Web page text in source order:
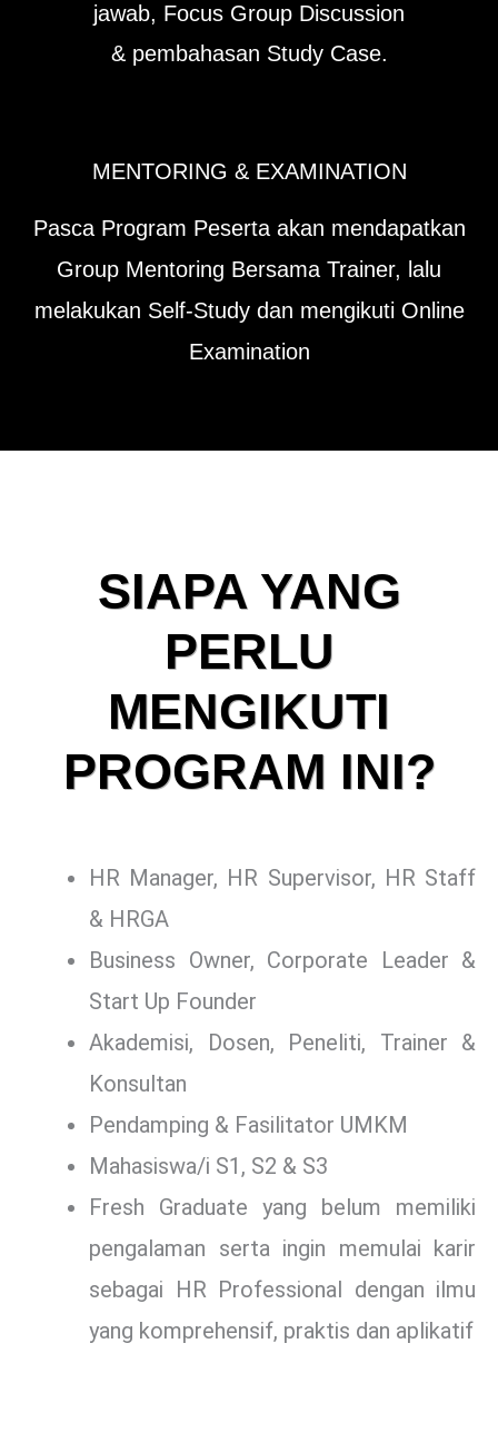
jawab, Focus Group Discussion
& pembahasan Study Case.
MENTORING & EXAMINATION
Pasca Program Peserta akan mendapatkan
Group Mentoring Bersama Trainer, lalu
melakukan Self-Study dan mengikuti Online
Examination
SIAPA YANG
PERLU
MENGIKUTI
PROGRAM INI?
HR Manager, HR Supervisor, HR Staff
& HRGA
Business Owner, Corporate Leader &
Start Up Founder
Akademisi, Dosen, Peneliti, Trainer &
Konsultan
Pendamping & Fasilitator UMKM
Mahasiswa/i S1, S2 & S3
Fresh Graduate yang belum memiliki
pengalaman serta ingin memulai karir
sebagai HR Professional dengan ilmu
yang komprehensif, praktis dan aplikatif